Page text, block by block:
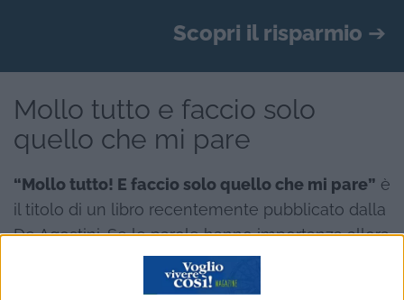
Scopri il risparmio ➔
Mollo tutto e faccio solo
quello che mi pare
“Mollo tutto! E faccio solo quello che mi pare” è
il titolo di un libro recentemente pubblicato dalla
De Agostini. Se le parole hanno importanza allora
non è superfluo dire che non è tutto oro ciò che
luccica. In momenti come questi, in cui la crisi e